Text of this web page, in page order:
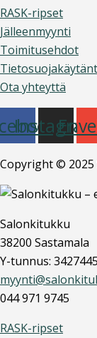
RASK-ripset
Jälleenmyynti
Toimitusehdot
Ota yhteyttä
Copyright ©
Salonkitukku
38200 Sastamala
Y-tunnus:
044 971 9745
RASK-ripset